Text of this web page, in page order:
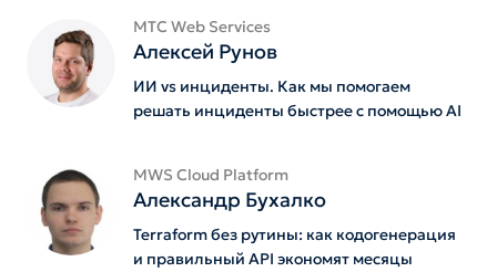
MTС Web Services
Алексей Рунов
ИИ vs инциденты. Как мы помогаем
решать инциденты быстрее с помощью AI
MWS Cloud Platform
Александр Бухалко
Terraform без рутины: как кодогенерация
и правильный API экономят месяцы